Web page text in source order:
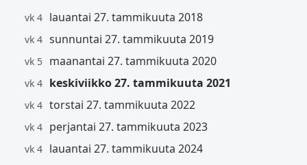
vk 4 lauantai 27. tammikuuta 2018
vk 4 sunnuntai 27. tammikuuta 2019
vk 5 maanantai 27. tammikuuta 2020
vk 4 keskiviikko 27. tammikuuta 2021
vk 4 torstai 27. tammikuuta 2022
vk 4 perjantai 27. tammikuuta 2023
vk 4 lauantai 27. tammikuuta 2024